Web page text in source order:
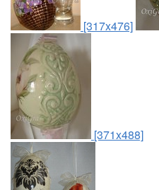
[317x476]
[371x488]